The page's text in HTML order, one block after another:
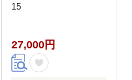
15
27,000円